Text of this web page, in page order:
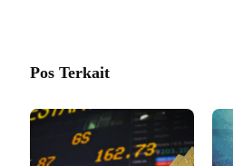
Pos Terkait